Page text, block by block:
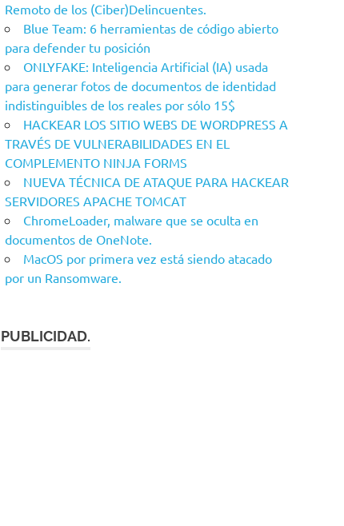
Remoto de los (Ciber)Delincuentes.
Blue Team: 6 herramientas de código abierto
para defender tu posición
ONLYFAKE: Inteligencia Artificial (IA) usada
para generar fotos de documentos de identidad
indistinguibles de los reales por sólo 15$
HACKEAR LOS SITIO WEBS DE WORDPRESS A
TRAVÉS DE VULNERABILIDADES EN EL
COMPLEMENTO NINJA FORMS
NUEVA TÉCNICA DE ATAQUE PARA HACKEAR
SERVIDORES APACHE TOMCAT
ChromeLoader, malware que se oculta en
documentos de OneNote.
MacOS por primera vez está siendo atacado
por un Ransomware.
PUBLICIDAD.